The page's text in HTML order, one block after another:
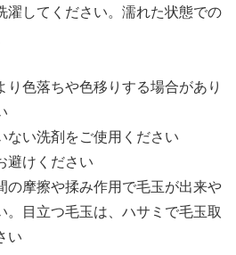
濯してください。濡れた状態での
り色落ちや色移りする場合があり
ない洗剤をご使用ください
避けください
の摩擦や揉み作用で毛玉が出来や
。目立つ毛玉は、ハサミで毛玉取
い